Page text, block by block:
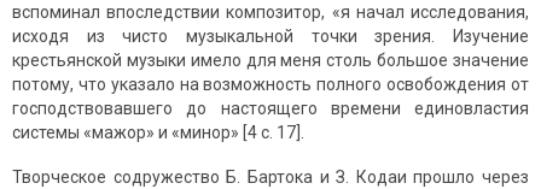
вспоминал впоследствии композитор, «я начал исследования,
исходя из чисто музыкальной точки зрения. Изучение
крестьянской музыки имело для меня столь большое значение
потому, что указало на возможность полного освобождения от
господствовавшего до настоящего времени единовластия
системы «мажор» и «минор» [4 с. 17].
Творческое содружество Б. Бартока и З. Кодаи прошло через